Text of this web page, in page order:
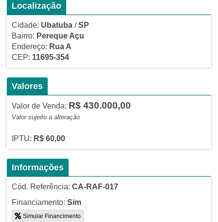
Localização
Cidade: Ubatuba/SP
Bairro: Pereque Açu
Endereço: Rua A
CEP: 11695-354
Valores
Valor de Venda: R$ 430.000,00
Valor sujeito a alteração
IPTU: R$ 60,00
Informações
Cód. Referência: CA-RAF-017
Financiamento: Sim
Simular Financimento